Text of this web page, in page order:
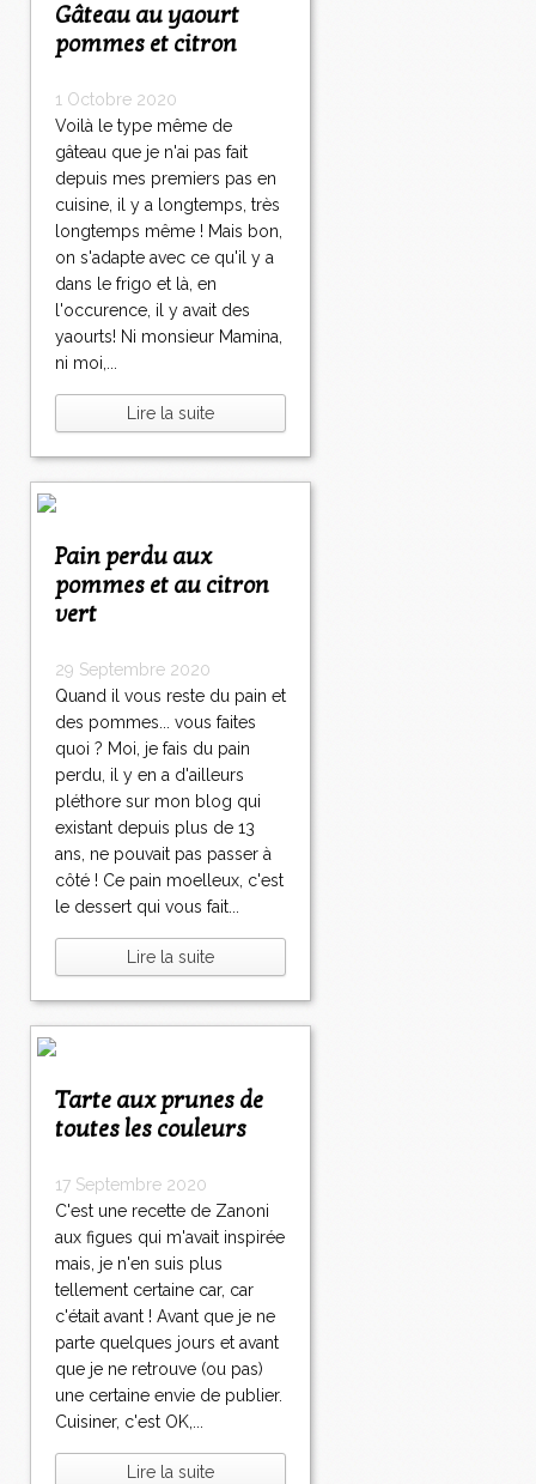
Gâteau au yaourt
pommes et citron
1 Octobre 2020
Voilà le type même de
gâteau que je n'ai pas fait
depuis mes premiers pas en
cuisine, il y a longtemps, très
longtemps même ! Mais bon,
on s'adapte avec ce qu'il y a
dans le frigo et là, en
l'occurence, il y avait des
yaourts! Ni monsieur Mamina,
ni moi,...
Lire la suite
Pain perdu aux
pommes et au citron
vert
29 Septembre 2020
Quand il vous reste du pain et
des pommes... vous faites
quoi ? Moi, je fais du pain
perdu, il y en a d'ailleurs
pléthore sur mon blog qui
existant depuis plus de 13
ans, ne pouvait pas passer à
côté ! Ce pain moelleux, c'est
le dessert qui vous fait...
Lire la suite
Tarte aux prunes de
toutes les couleurs
17 Septembre 2020
C'est une recette de Zanoni
aux figues qui m'avait inspirée
mais, je n'en suis plus
tellement certaine car, car
c'était avant ! Avant que je ne
parte quelques jours et avant
que je ne retrouve (ou pas)
une certaine envie de publier.
Cuisiner, c'est OK,...
Lire la suite